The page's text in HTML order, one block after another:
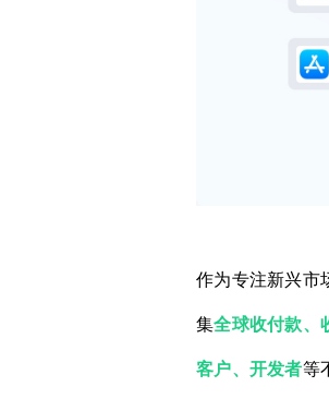
作为专注新兴市
集全球收付款、
客户、开发者等